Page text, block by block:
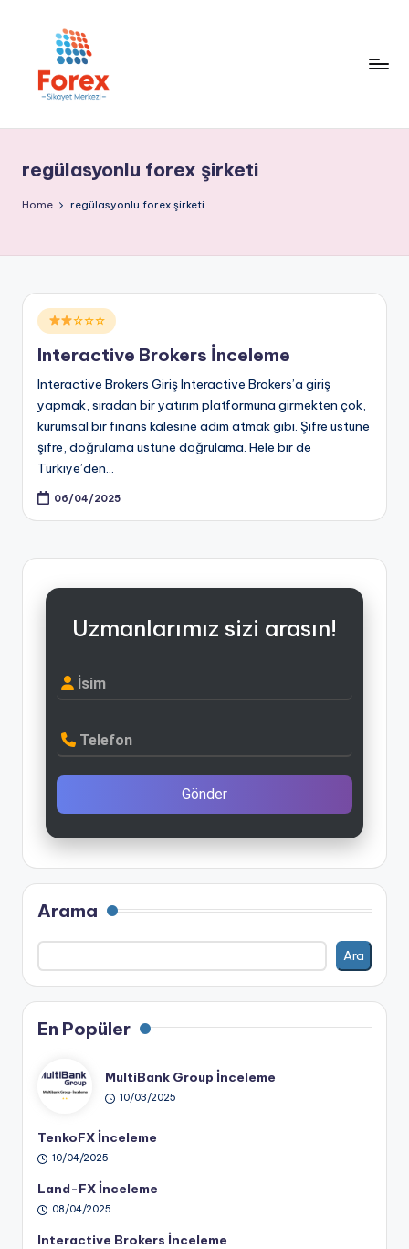
regülasyonlu forex şirketi
Home regülasyonlu forex şirketi
Posted
in
☆☆☆
Interactive Brokers İnceleme
Interactive Brokers Giriş Interactive Brokers’a giriş
yapmak, sıradan bir yatırım platformuna girmekten çok,
kurumsal bir finans kalesine adım atmak gibi. Şifre üstüne
şifre, doğrulama üstüne doğrulama. Hele bir de
Türkiye’den…
06/04/2025
Uzmanlarımız sizi arasın!
İsim
Telefon
Gönder
Arama
Ara
En Popüler
MultiBank Group İnceleme
10/03/2025
TenkoFX İnceleme
10/04/2025
Land-FX İnceleme
08/04/2025
Interactive Brokers İnceleme